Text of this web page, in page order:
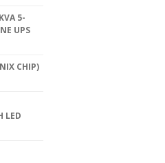
5-
UPS
CHIP)
LED